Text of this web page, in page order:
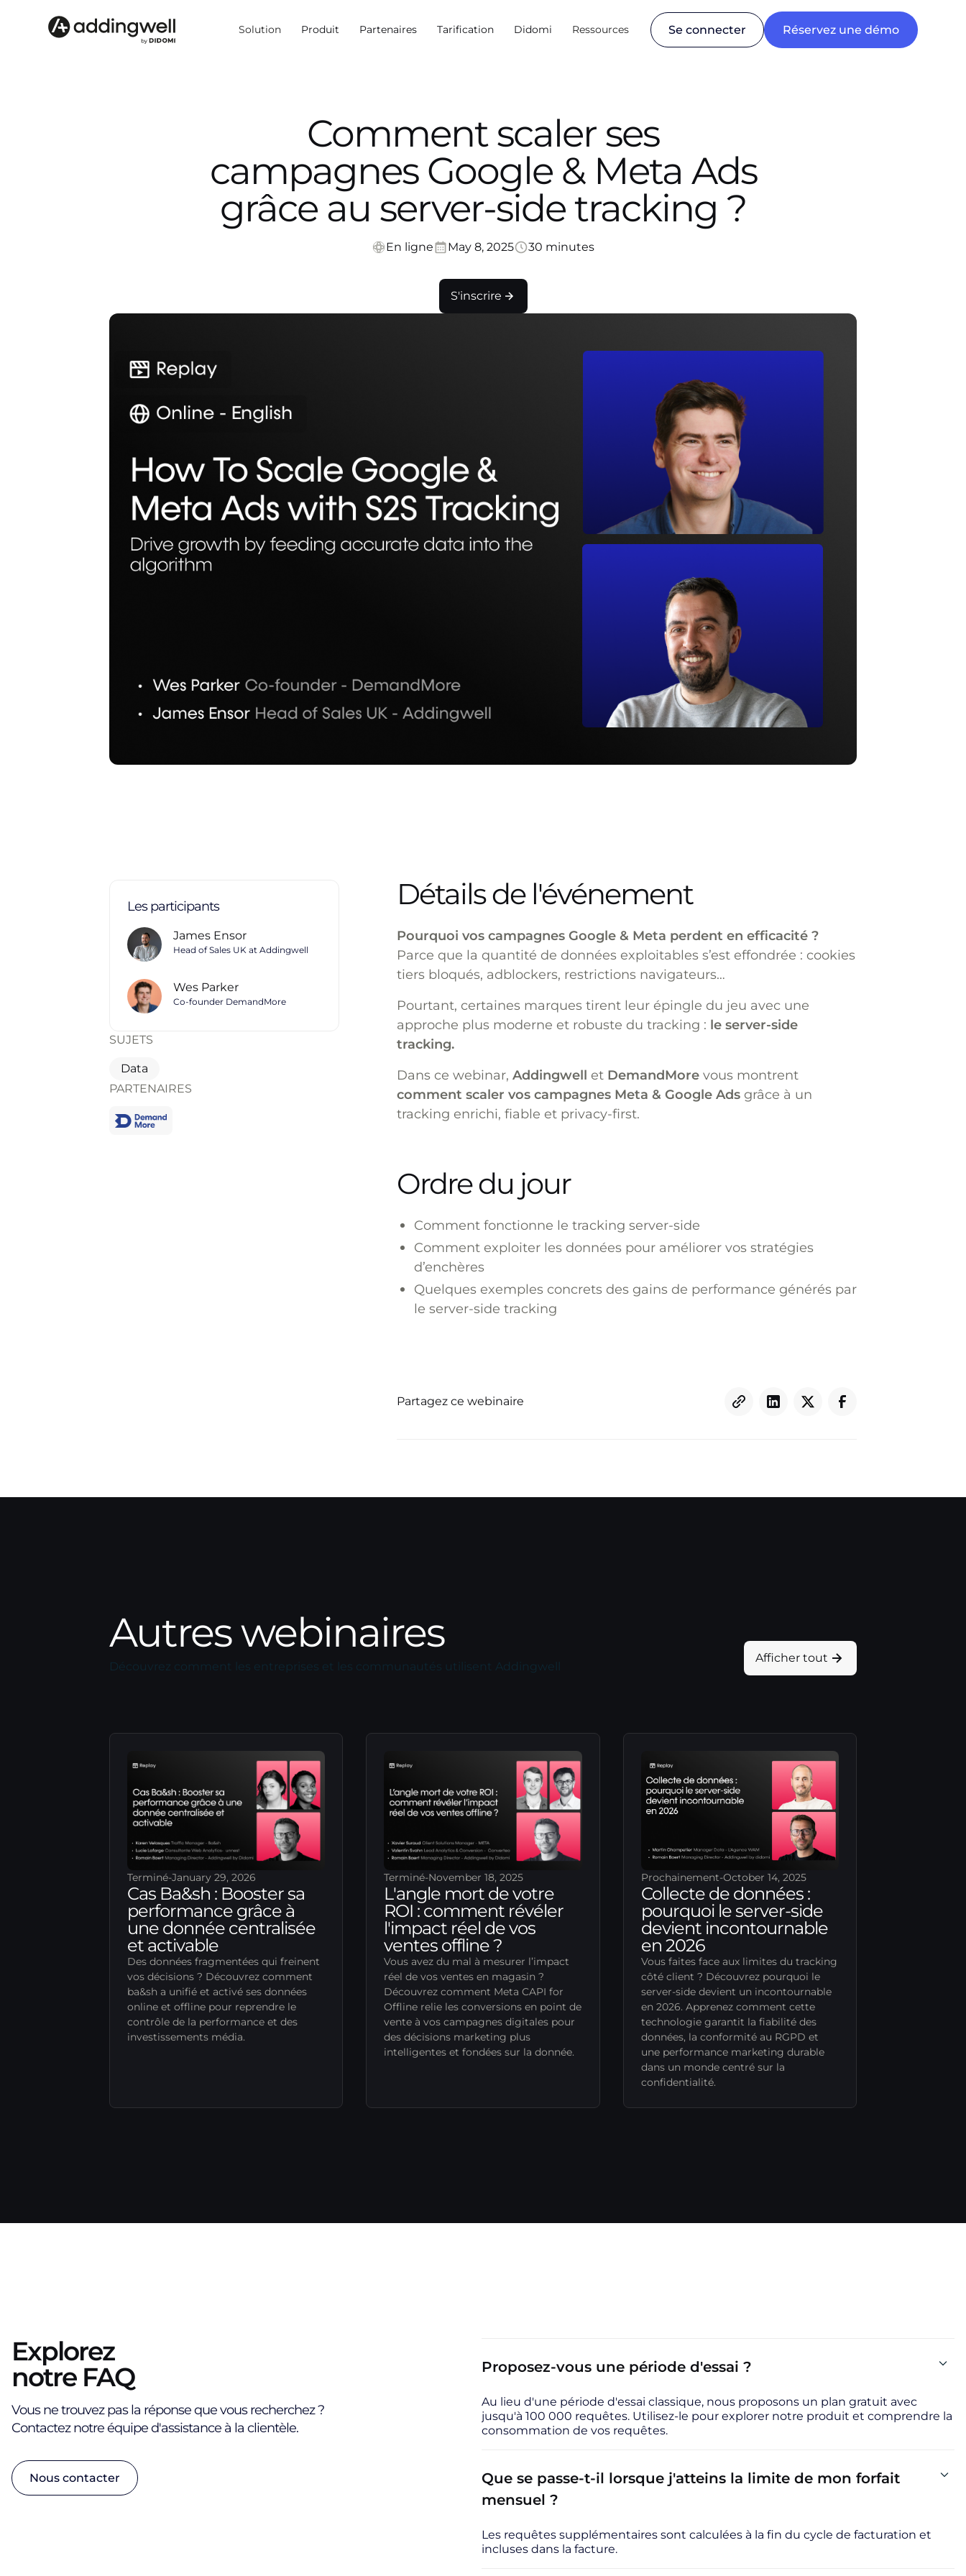
Solution Produit Partenaires Tarification Didomi Ressources Se connecter Réservez une démo
Comment scaler ses
campagnes Google & Meta Ads
grâce au server-side tracking ?
En ligne May 8, 2025 30 minutes
S'inscrire
Les participants
James Ensor
Head of Sales UK at Addingwell
Wes Parker
Co-founder DemandMore
SUJETS
Data
PARTENAIRES
Détails de l'événement
Pourquoi vos campagnes Google & Meta perdent en efficacité ?
Parce que la quantité de données exploitables s’est effondrée : cookies
tiers bloqués, adblockers, restrictions navigateurs…
Pourtant, certaines marques tirent leur épingle du jeu avec une
approche plus moderne et robuste du tracking : le server-side
tracking.
Dans ce webinar, Addingwell et DemandMore vous montrent
comment scaler vos campagnes Meta & Google Ads grâce à un
tracking enrichi, fiable et privacy-first.
Ordre du jour
Comment fonctionne le tracking server-side
Comment exploiter les données pour améliorer vos stratégies
d’enchères
Quelques exemples concrets des gains de performance générés par
le server-side tracking
Partagez ce webinaire
Autres webinaires
Découvrez comment les entreprises et les communautés utilisent Addingwell
Afficher tout
Terminé-January 29, 2026
Cas Ba&sh : Booster sa
performance grâce à
une donnée centralisée
et activable
Des données fragmentées qui freinent
vos décisions ? Découvrez comment
ba&sh a unifié et activé ses données
online et offline pour reprendre le
contrôle de la performance et des
investissements média.
Terminé-November 18, 2025
L'angle mort de votre
ROI : comment révéler
l'impact réel de vos
ventes offline ?
Vous avez du mal à mesurer l’impact
réel de vos ventes en magasin ?
Découvrez comment Meta CAPI for
Offline relie les conversions en point de
vente à vos campagnes digitales pour
des décisions marketing plus
intelligentes et fondées sur la donnée.
Prochainement-October 14, 2025
Collecte de données :
pourquoi le server-side
devient incontournable
en 2026
Vous faites face aux limites du tracking
côté client ? Découvrez pourquoi le
server-side devient un incontournable
en 2026. Apprenez comment cette
technologie garantit la fiabilité des
données, la conformité au RGPD et
une performance marketing durable
dans un monde centré sur la
confidentialité.
Explorez
notre FAQ
Vous ne trouvez pas la réponse que vous recherchez ?
Contactez notre équipe d'assistance à la clientèle.
Nous contacter
Proposez-vous une période d'essai ?
Au lieu d'une période d'essai classique, nous proposons un plan gratuit avec
jusqu'à 100 000 requêtes. Utilisez-le pour explorer notre produit et comprendre la
consommation de vos requêtes.
Que se passe-t-il lorsque j'atteins la limite de mon forfait
mensuel ?
Les requêtes supplémentaires sont calculées à la fin du cycle de facturation et
incluses dans la facture.